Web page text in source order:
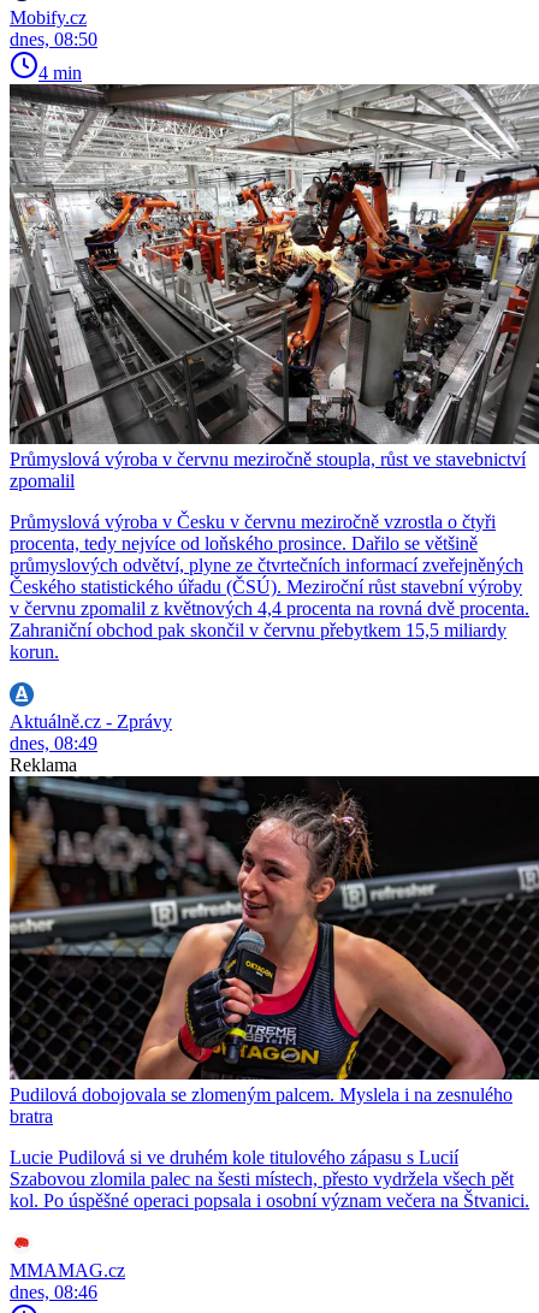
Mobify.cz
dnes, 08:50
4 min
Průmyslová výroba v červnu meziročně stoupla, růst ve stavebnictví
zpomalil
Průmyslová výroba v Česku v červnu meziročně vzrostla o čtyři
procenta, tedy nejvíce od loňského prosince. Dařilo se většině
průmyslových odvětví, plyne ze čtvrtečních informací zveřejněných
Českého statistického úřadu (ČSÚ). Meziroční růst stavební výroby
v červnu zpomalil z květnových 4,4 procenta na rovná dvě procenta.
Zahraniční obchod pak skončil v červnu přebytkem 15,5 miliardy
korun.
Aktuálně.cz - Zprávy
dnes, 08:49
Reklama
Pudilová dobojovala se zlomeným palcem. Myslela i na zesnulého
bratra
Lucie Pudilová si ve druhém kole titulového zápasu s Lucií
Szabovou zlomila palec na šesti místech, přesto vydržela všech pět
kol. Po úspěšné operaci popsala i osobní význam večera na Štvanici.
MMAMAG.cz
dnes, 08:46